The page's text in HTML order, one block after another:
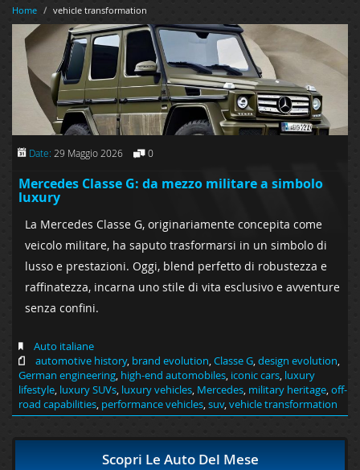
Home / vehicle transformation
Date: 29 Maggio 2026 0
Mercedes Classe G: da mezzo militare a simbolo
luxury
La Mercedes Classe G, originariamente concepita come
veicolo militare, ha saputo trasformarsi in un simbolo di
lusso e prestazioni. Oggi, blend perfetto di robustezza e
raffinatezza, incarna uno stile di vita esclusivo e avventure
senza confini.
Auto italiane
automotive history, brand evolution,Classe G,design evolution,
German engineering, high-end automobiles, iconic cars, luxury
lifestyle, luxury SUVs, luxury vehicles, Mercedes, military heritage,off-
road capabilities, performance vehicles,suv,vehicle transformation
Scopri Le Auto Del Mese